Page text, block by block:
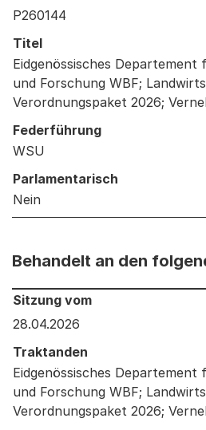
P260144
Titel
Eidgenössisches
und Forschung WBF;
Verordnungspaket 2026;
Federführung
WSU
Parlamentarisch
Nein
Behandelt an den
Behandelt an den folgenden
Sitzung vom
28.04.2026
Traktanden
Eidgenössisches
und Forschung WBF;
Verordnungspaket 2026;